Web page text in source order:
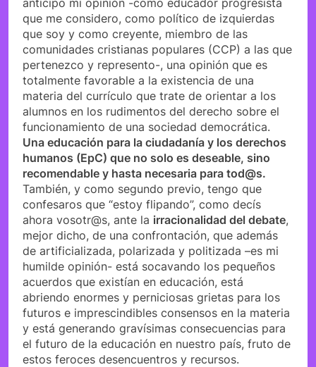
que me considero, como político de izquierdas
que soy y como creyente, miembro de las
comunidades cristianas populares (CCP) a las que
pertenezco y represento-, una opinión que es
totalmente favorable a la existencia de una
materia del currículo que trate de orientar a los
alumnos en los rudimentos del derecho sobre el
funcionamiento de una sociedad democrática.
Una educación para la ciudadanía y los derechos
humanos (EpC) que no solo es deseable, sino
recomendable y hasta necesaria para tod@s.
También, y como segundo previo, tengo que
confesaros que “estoy flipando”, como decís
ahora vosotr@s, ante la irracionalidad del debate,
mejor dicho, de una confrontación, que además
de artificializada, polarizada y politizada –es mi
humilde opinión- está socavando los pequeños
acuerdos que existían en educación, está
abriendo enormes y perniciosas grietas para los
futuros e imprescindibles consensos en la materia
y está generando gravísimas consecuencias para
el futuro de la educación en nuestro país, fruto de
estos feroces desencuentros y recursos.